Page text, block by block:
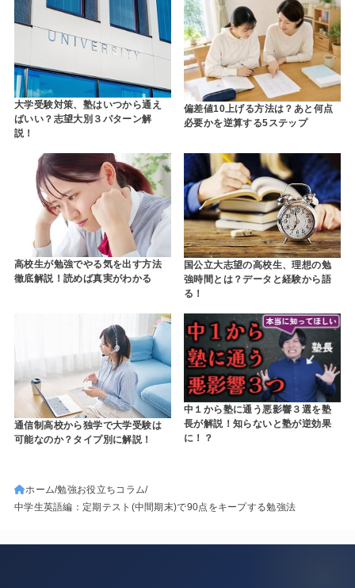
大学受験対策、塾はいつから通え
ばいい？志望大別３パターン解
説！
偏差値10上げる方法は？あと何点
必要かを逆算する5ステップ
高校生が勉強でやる気を出す方法
徹底解説！読めば真実がわかる
国公立大志望の高校生、理想の勉
強時間とは？データと経験から語
る！
通信制高校から独学で大学受験は
可能なのか？タイプ別に解説！
中１から塾に通う悪影響３選を塾
長が解説！知らないと塾が逆効果
に！？
ホーム 勉強お役立ちコラム
中学生英語編：定期テスト(中間期末)で90点をキープする勉強法